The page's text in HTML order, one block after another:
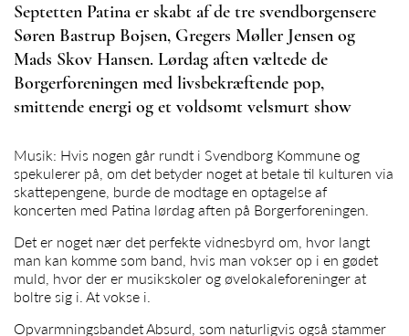
Septetten Patina er skabt af de tre svendborgensere
Søren Bastrup Bojsen, Gregers Møller Jensen og
Mads Skov Hansen. Lørdag aften væltede de
Borgerforeningen med livsbekræftende pop,
smittende energi og et voldsomt velsmurt show
Musik: Hvis nogen går rundt i Svendborg Kommune og
spekulerer på, om det betyder noget at betale til kulturen via
skattepengene, burde de modtage en optagelse af
koncerten med Patina lørdag aften på Borgerforeningen.
Det er noget nær det perfekte vidnesbyrd om, hvor langt
man kan komme som band, hvis man vokser op i en gødet
muld, hvor der er musikskoler og øvelokaleforeninger at
boltre sig i. At vokse i.
Opvarmningsbandet Absurd, som naturligvis også stammer